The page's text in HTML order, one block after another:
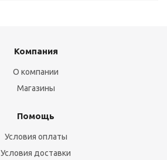
Компания
О компании
Магазины
Помощь
Условия оплаты
Условия доставки